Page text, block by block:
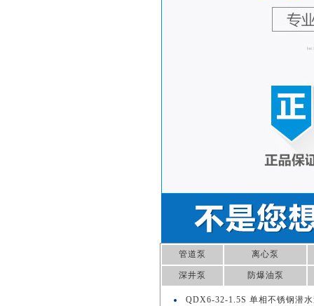
管道泵 离心泵
深井泵 防爆油泵
QDX6-32-1.5S 单相不锈钢潜